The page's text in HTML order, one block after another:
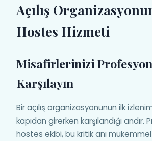
Açılış
Hostes Hizmeti
Misafirlerinizi
Karşılayın
Bir açılış organizasyonunun ilk
kapıdan girerken karşılandığı andır.
hostes ekibi, bu kritik anı